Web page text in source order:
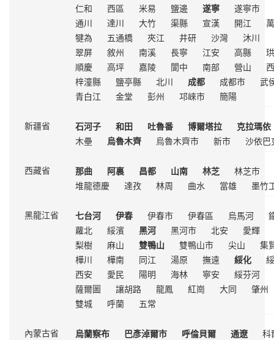
仁和
西區 米易 鹽邊 遂寧
遂寧市
通川
達川 大竹 渠縣 宣漢 開江
犍為
五通橋 夾江 井研 沙灣
沐川
翠屏
敘州 南溪 長寧 江安 高縣
順慶
高坪 嘉陵 閬中 南部 營山
梓潼縣
鹽亭縣 北川 成都 成都市
武
青白江
金堂 彭州 邛崍市 簡陽
新疆省 石河子 和田 吐魯番 博爾塔拉
克拉瑪依
木壘
烏魯木齊 烏魯木齊市 新市 沙依巴
西藏省 那曲 阿裏 昌都 山南 林芝
林芝市
堆龍德慶
達孜 林周 曲水 當雄 墨竹
黑龍江省 七台河 伊春 伊春市 伊春區 烏馬河
蘿北
綏濱 黑河 黑河市 北安
愛輝
梨樹
麻山 雙鴨山 雙鴨山市 尖山
集
樺川
樺南 同江 湯原 撫遠 綏化
西安
愛民 陽明 海林 寧安
綏芬河
薩爾圖
讓胡路 龍鳳 紅崗 大同
肇州
雙城
呼蘭 五常
內蒙古省 烏蘭察布 巴彥淖爾市 呼倫貝爾 通遼
科